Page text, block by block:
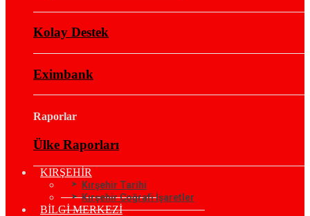
Kolay Destek
Eximbank
Raporlar
Ülke Raporları
KIRŞEHİR
Kırşehir Tarihi
Kırşehir Coğrafi İşaretler
BİLGİ MERKEZİ